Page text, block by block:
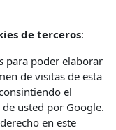
de terceros:
para poder elaborar
de visitas de esta
el
usted por Google.
en este